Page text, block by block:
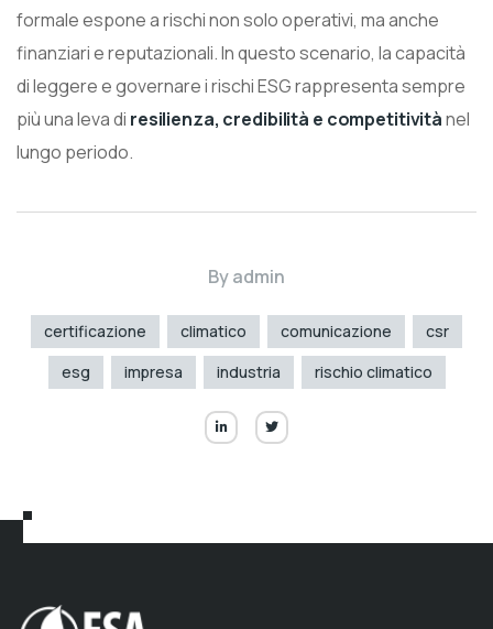
formale espone a rischi non solo operativi, ma anche
finanziari e reputazionali. In questo scenario, la capacità
di leggere e governare i rischi ESG rappresenta sempre
più una leva di resilienza, credibilità e competitivitànel
lungo periodo.
Byadmin
certificazione climatico comunicazione
csr
esg
impresa industria rischio climatico